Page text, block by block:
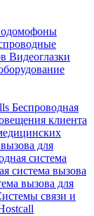
Видеоглазки
Беспроводная
клиента
для
система
система вызова
вызова для
связи и